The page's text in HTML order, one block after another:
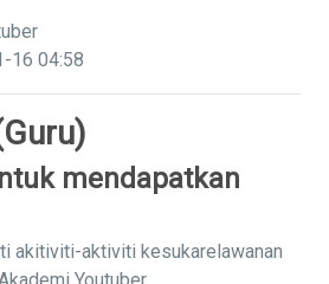
16 04:58
mendapatkan
akitiviti-aktiviti kesukarelawanan